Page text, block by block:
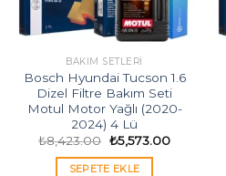
BAKIM SETLERI
Bosch Hyundai Tucson 1.6
Dizel Filtre Bakım Seti
Motul Motor Yağlı (2020-
2024) 4 Lü
₺8,423.00 Orijinal
fiyat:
₺8,423.00.
₺5,573.00Şu
SEPETE EKLE